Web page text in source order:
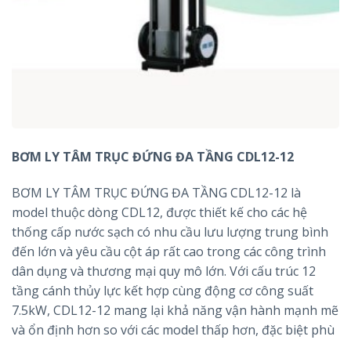
BƠM LY TÂM TRỤC ĐỨNG ĐA TẦNG CDL12-12
BƠM LY TÂM TRỤC ĐỨNG ĐA TẦNG CDL12-12 là
model thuộc dòng CDL12, được thiết kế cho các hệ
thống cấp nước sạch có nhu cầu lưu lượng trung bình
đến lớn và yêu cầu cột áp rất cao trong các công trình
dân dụng và thương mại quy mô lớn. Với cấu trúc 12
tầng cánh thủy lực kết hợp cùng động cơ công suất
7.5kW, CDL12-12 mang lại khả năng vận hành mạnh mẽ
và ổn định hơn so với các model thấp hơn, đặc biệt phù